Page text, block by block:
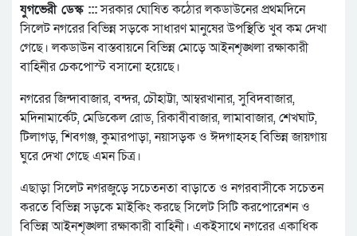
যুগভেরী ডেস্ক :::সরকার ঘোষিত কঠোর লকডাউনের প্রথমদিনে
সিলেট নগরের বিভিন্ন সড়কে সাধারণ মানুষের উপস্থিতি খুব কম দেখা
গেছে। লকডাউন বাস্তবায়নে বিভিন্ন মোড়ে আইনশৃঙ্খলা রক্ষাকারী
বাহিনীর চেকপোস্ট বসানো হয়েছে।
নগরের জিন্দাবাজার, বন্দর, চৌহাট্টা, আম্বরখানার, সুবিদবাজার,
মদিনামার্কেট, মেডিকেল রোড, রিকাবীবাজার, লামাবাজার, শেখঘাট,
টিলাগড়, শিবগঞ্জ, কুমারপাড়া, নয়াসড়ক ও ঈদগাহসহ বিভিন্ন জায়গায়
ঘুরে দেখা গেছে এমন চিত্র।
এছাড়া সিলেট নগরজুড়ে সচেতনতা বাড়াতে ও নগরবাসীকে সচেতন
করতে বিভিন্ন সড়কে মাইকিং করছে সিলেট সিটি করপোরেশন ও
বিভিন্ন আইনশৃঙ্খলা রক্ষাকারী বাহিনী। একইসাথে নগরের একাধিক